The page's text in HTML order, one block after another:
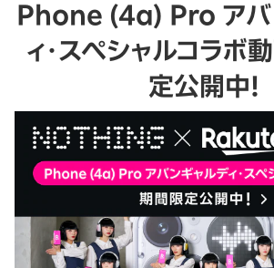
Phone (4a) Pro アバ
ィ・スペシャルコラボ
定公開中！